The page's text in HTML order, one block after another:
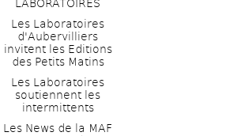
LABORATOIRES
Les Laboratoires
d'Aubervilliers
invitent les Editions
des Petits Matins
Les Laboratoires
soutiennent les
intermittents
Les News de la MAF